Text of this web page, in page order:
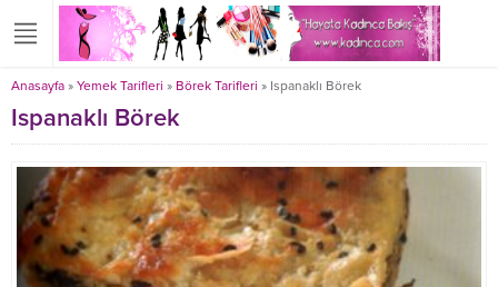
Anasayfa » Yemek Tarifleri » Börek Tarifleri » Ispanaklı Börek
Ispanaklı Börek